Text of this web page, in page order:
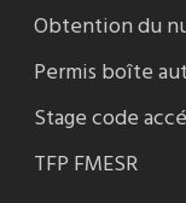
Obtention du
Permis boîte
Stage code
TFP FMESR